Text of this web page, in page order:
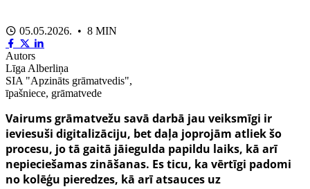
05.05.2026. • 8 MIN
Autors
Līga Alberliņa
SIA "Apzināts grāmatvedis",
īpašniece, grāmatvede
Vairums grāmatvežu savā darbā jau veiksmīgi ir
ieviesuši digitalizāciju, bet daļa joprojām atliek šo
procesu, jo tā gaitā jāiegulda papildu laiks, kā arī
nepieciešamas zināšanas. Es ticu, ka vērtīgi padomi
no kolēģu pieredzes, kā arī atsauces uz